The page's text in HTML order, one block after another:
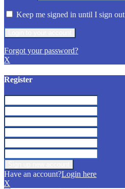
Keep me signed in until I sign out
Forgot your password?
X
Register
Have an account?Login here
X